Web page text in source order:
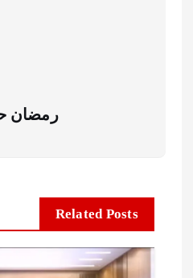
رمضان حلمي
Related Posts